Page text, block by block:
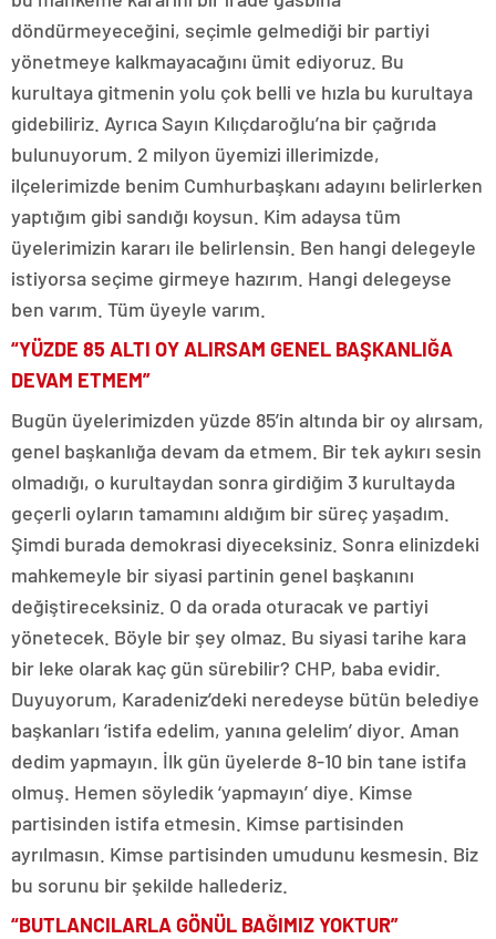
döndürmeyeceğini, seçimle gelmediği bir partiyi
yönetmeye kalkmayacağını ümit ediyoruz. Bu
kurultaya gitmenin yolu çok belli ve hızla bu kurultaya
gidebiliriz. Ayrıca Sayın Kılıçdaroğlu’na bir çağrıda
bulunuyorum. 2 milyon üyemizi illerimizde,
ilçelerimizde benim Cumhurbaşkanı adayını belirlerken
yaptığım gibi sandığı koysun. Kim adaysa tüm
üyelerimizin kararı ile belirlensin. Ben hangi delegeyle
istiyorsa seçime girmeye hazırım. Hangi delegeyse
ben varım. Tüm üyeyle varım.
“YÜZDE 85 ALTI OY ALIRSAM GENEL BAŞKANLIĞA
DEVAM ETMEM”
Bugün üyelerimizden yüzde 85’in altında bir oy alırsam,
genel başkanlığa devam da etmem. Bir tek aykırı sesin
olmadığı, o kurultaydan sonra girdiğim 3 kurultayda
geçerli oyların tamamını aldığım bir süreç yaşadım.
Şimdi burada demokrasi diyeceksiniz. Sonra elinizdeki
mahkemeyle bir siyasi partinin genel başkanını
değiştireceksiniz. O da orada oturacak ve partiyi
yönetecek. Böyle bir şey olmaz. Bu siyasi tarihe kara
bir leke olarak kaç gün sürebilir? CHP, baba evidir.
Duyuyorum, Karadeniz’deki neredeyse bütün belediye
başkanları ‘istifa edelim, yanına gelelim’ diyor. Aman
dedim yapmayın. İlk gün üyelerde 8-10 bin tane istifa
olmuş. Hemen söyledik ‘yapmayın’ diye. Kimse
partisinden istifa etmesin. Kimse partisinden
ayrılmasın. Kimse partisinden umudunu kesmesin. Biz
bu sorunu bir şekilde hallederiz.
“BUTLANCILARLA GÖNÜL BAĞIMIZ YOKTUR”